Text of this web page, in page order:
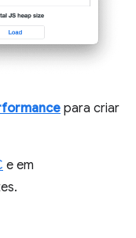
para criar
e em